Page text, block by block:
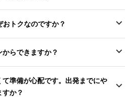
トクなのですか？
らできますか？
準備が心配です。出発までにや
か？